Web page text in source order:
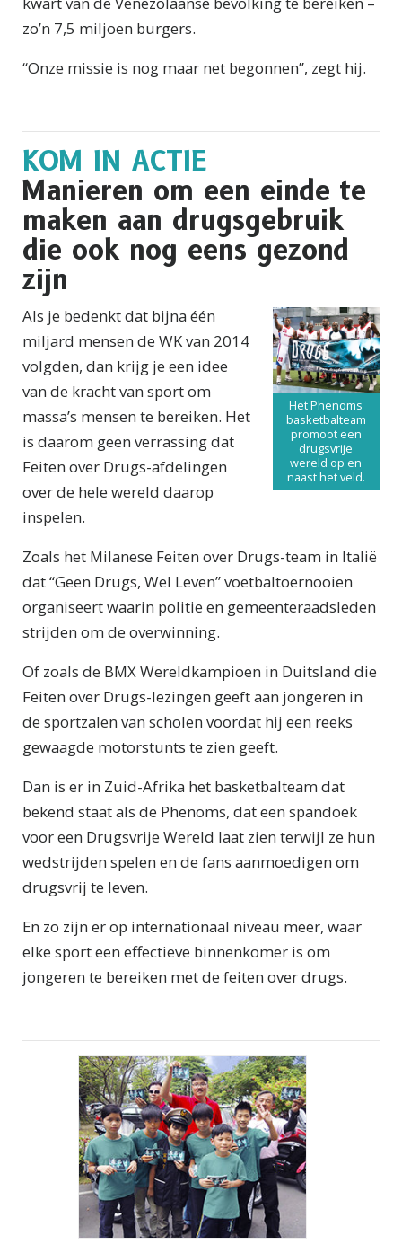
zo’n 7,5 miljoen burgers.
“Onze missie is nog maar net begonnen”, zegt hij.
KOM IN ACTIE
Manieren om een einde te
maken aan drugsgebruik
die ook nog eens gezond
zijn
Het Phenoms
basketbalteam
promoot een
drugsvrije
wereld op en
naast het veld.
Als je bedenkt dat bijna één
miljard mensen de WK van 2014
volgden, dan krijg je een idee
van de kracht van sport om
massa’s mensen te bereiken. Het
is daarom geen verrassing dat
Feiten over Drugs-afdelingen
over de hele wereld daarop
inspelen.
Zoals het Milanese Feiten over Drugs-team in Italië
dat “Geen Drugs, Wel Leven” voetbaltoernooien
organiseert waarin politie en gemeenteraadsleden
strijden om de overwinning.
Of zoals de BMX Wereldkampioen in Duitsland die
Feiten over Drugs-lezingen geeft aan jongeren in
de sportzalen van scholen voordat hij een reeks
gewaagde motorstunts te zien geeft.
Dan is er in Zuid-Afrika het basketbalteam dat
bekend staat als de Phenoms, dat een spandoek
voor een Drugsvrije Wereld laat zien terwijl ze hun
wedstrijden spelen en de fans aanmoedigen om
drugsvrij te leven.
En zo zijn er op internationaal niveau meer, waar
elke sport een effectieve binnenkomer is om
jongeren te bereiken met de feiten over drugs.